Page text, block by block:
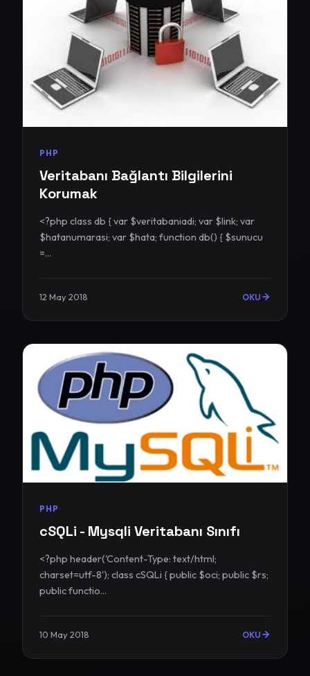
PHP
Veritabanı Bağlantı Bilgilerini
Korumak
<?php class db { var $veritabaniadi; var $link; var
$hatanumarasi; var $hata; function db() { $sunucu
=...
12 May 2018 OKU
PHP
cSQLi - Mysqli Veritabanı Sınıfı
<?php header('Content-Type: text/html;
charset=utf-8'); class cSQLi { public $oci; public $rs;
public functio...
10 May 2018 OKU